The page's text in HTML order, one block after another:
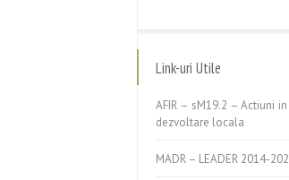
Link-uri Utile
AFIR – sM19.2 – Actiuni
dezvoltare locala
MADR – LEADER 2014-